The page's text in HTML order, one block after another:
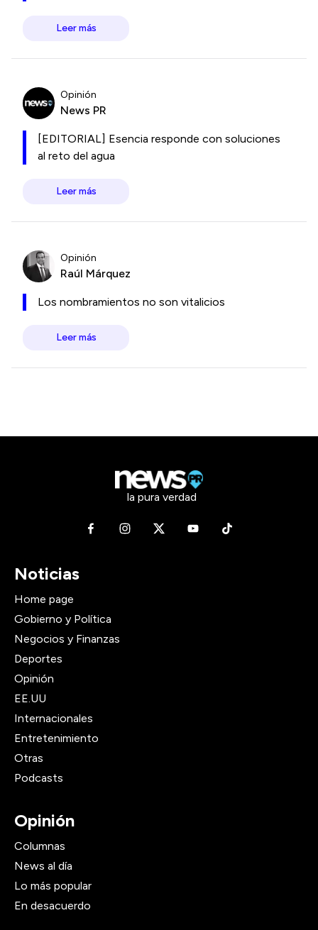
Leer más
Opinión
News PR
[EDITORIAL] Esencia responde con soluciones
al reto del agua
Leer más
Opinión
Raúl Márquez
Los nombramientos no son vitalicios
Leer más
la pura verdad
Noticias
Home page
Gobierno y Política
Negocios y Finanzas
Deportes
Opinión
EE.UU
Internacionales
Entretenimiento
Otras
Podcasts
Opinión
Columnas
News al día
Lo más popular
En desacuerdo